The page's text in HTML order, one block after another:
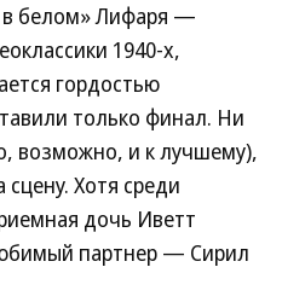
в белом» Лифаря —
1940-х,
гордостью
только финал. Ни
возможно, и к лучшему),
Хотя среди
дочь Иветт
партнер — Сирил